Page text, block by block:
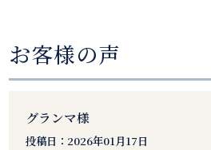
お客様の声
グランマ様
投稿日： 2026年01月17日